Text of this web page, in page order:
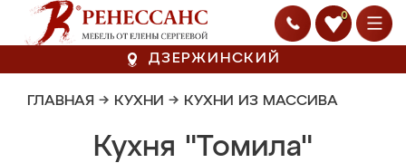
0
ДЗЕРЖИНСКИЙ
ГЛАВНАЯ → КУХНИ → КУХНИ ИЗ МАССИВА
Кухня "Томила"